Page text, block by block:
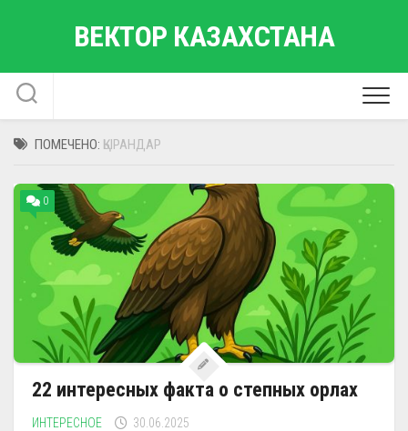
ВЕКТОР КАЗАХСТАНА
ПОМЕЧЕНО: ҚЫРАНДАР
0
22 интересных факта о степных орлах
ИНТЕРЕСНОЕ 30.06.2025